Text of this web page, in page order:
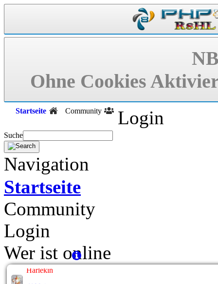
Ohne Cookies
Startseite Community Login
Suche
Navigation
Startseite
Community
Login
Wer ist online
Harlekin